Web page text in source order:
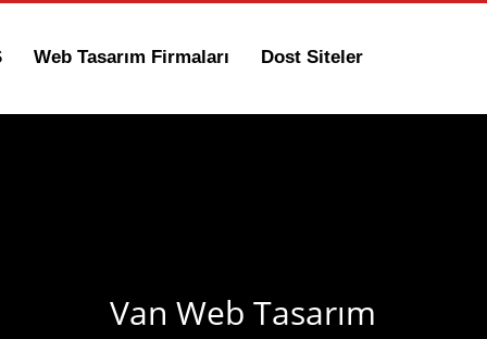
Web Tasarım Firmaları Dost Siteler
Van Web Tasarım